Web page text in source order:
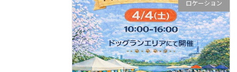
ロケーション